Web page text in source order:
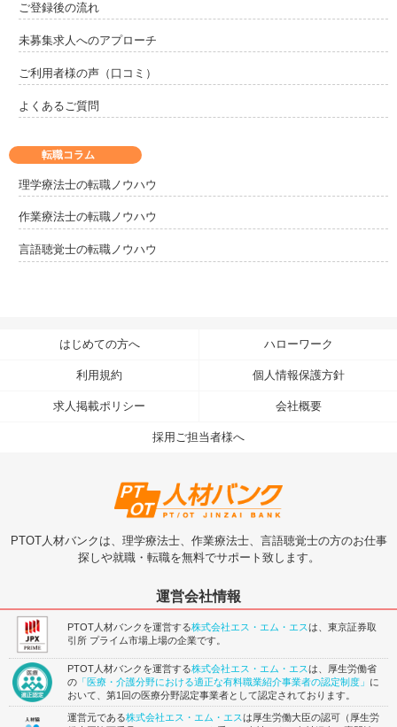
ご登録後の流れ
未募集求人へのアプローチ
ご利用者様の声（口コミ）
よくあるご質問
転職コラム
理学療法士の転職ノウハウ
作業療法士の転職ノウハウ
言語聴覚士の転職ノウハウ
はじめての方へ ハローワーク
利用規約 個人情報保護方針
求人掲載ポリシー 会社概要
採用ご担当者様へ
PTOT人材バンクは、理学療法士、作業療法士、言語聴覚士の方のお仕事
探しや就職・転職を無料でサポート致します。
運営会社情報
PTOT人材バンクを運営する株式会社エス・エム・エスは、東京証券取
引所 プライム市場上場の企業です。
PTOT人材バンクを運営する株式会社エス・エム・エスは、厚生労働省
の 「医療・介護分野における適正な有料職業紹介事業者の認定制度」 に
おいて、第1回の医療分野認定事業者として認定されております。
運営元である株式会社エス・エム・エスは厚生労働大臣の認可（厚生労